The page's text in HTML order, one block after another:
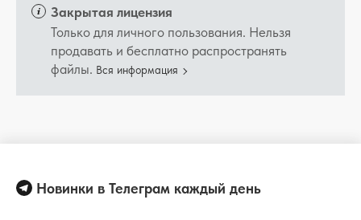
Закрытая лицензия
Только для личного пользования. Нельзя
продавать и бесплатно распространять
файлы. Вся информация
Новинки в Телеграм каждый день